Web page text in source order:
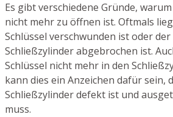
Es gibt verschiedene Gründe,
nicht mehr zu öffnen ist. Oftmals
Schlüssel verschwunden ist oder der
Schließzylinder abgebrochen ist.
Schlüssel nicht mehr in den
kann dies ein Anzeichen dafür sein,
Schließzylinder defekt ist und
muss.